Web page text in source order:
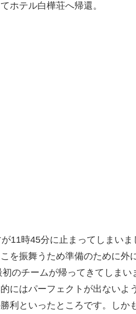
ホテル白樺荘へ帰還。
11時45分に止まってしまい
を振舞うため準備のために外
のチームが帰ってきてしまい
にはパーフェクトが出ないよ
利といったところです。しか